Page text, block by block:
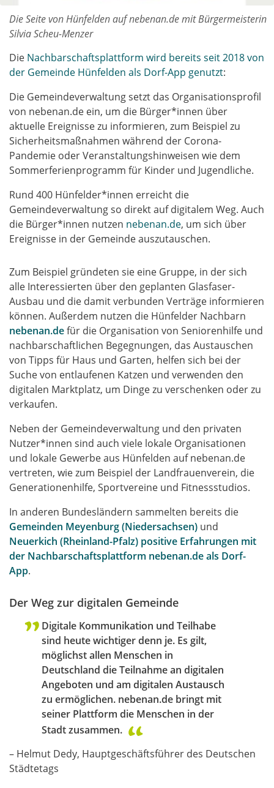
Die Seite von Hünfelden auf nebenan.de mit Bürgermeisterin
Silvia Scheu-Menzer
Die Nachbarschaftsplattform wird bereits seit 2018 von
der Gemeinde Hünfelden als Dorf-App genutzt:
Die Gemeindeverwaltung setzt das Organisationsprofil
von nebenan.de ein, um die Bürger*innen über
aktuelle Ereignisse zu informieren, zum Beispiel zu
Sicherheitsmaßnahmen während der Corona-
Pandemie oder Veranstaltungshinweisen wie dem
Sommerferienprogramm für Kinder und Jugendliche.
Rund 400 Hünfelder*innen erreicht die
Gemeindeverwaltung so direkt auf digitalem Weg. Auch
die Bürger*innen nutzen nebenan.de, um sich über
Ereignisse in der Gemeinde auszutauschen.
Zum Beispiel gründeten sie eine Gruppe, in der sich
alle Interessierten über den geplanten Glasfaser-
Ausbau und die damit verbunden Verträge informieren
können. Außerdem nutzen die Hünfelder Nachbarn
nebenan.defür die Organisation von Seniorenhilfe und
nachbarschaftlichen Begegnungen, das Austauschen
von Tipps für Haus und Garten, helfen sich bei der
Suche von entlaufenen Katzen und verwenden den
digitalen Marktplatz, um Dinge zu verschenken oder zu
verkaufen.
Neben der Gemeindeverwaltung und den privaten
Nutzer*innen sind auch viele lokale Organisationen
und lokale Gewerbe aus Hünfelden auf nebenan.de
vertreten, wie zum Beispiel der Landfrauenverein, die
Generationenhilfe, Sportvereine und Fitnessstudios.
In anderen Bundesländern sammelten bereits die
Gemeinden Meyenburg (Niedersachsen) und
Neuerkich (Rheinland-Pfalz) positive Erfahrungen mit
der Nachbarschaftsplattform nebenan.de als Dorf-
App.
Der Weg zur digitalen Gemeinde
Digitale Kommunikation und Teilhabe
sind heute wichtiger denn je. Es gilt,
möglichst allen Menschen in
Deutschland die Teilnahme an digitalen
Angeboten und am digitalen Austausch
zu ermöglichen. nebenan.de bringt mit
seiner Plattform die Menschen in der
Stadt zusammen.
– Helmut Dedy, Hauptgeschäftsführer des Deutschen
Städtetags